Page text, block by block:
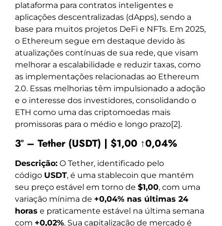
plataforma para contratos inteligentes e
aplicações descentralizadas (dApps), sendo a
base para muitos projetos DeFi e NFTs. Em 2025,
o Ethereum segue em destaque devido às
atualizações contínuas de sua rede, que visam
melhorar a escalabilidade e reduzir taxas, como
as implementações relacionadas ao Ethereum
2.0. Essas melhorias têm impulsionado a adoção
e o interesse dos investidores, consolidando o
ETH como uma das criptomoedas mais
promissoras para o médio e longo prazo[2].
3º – Tether (USDT) | $1,00 ↑0,04%
Descrição: O Tether, identificado pelo
código USDT, é uma stablecoin que mantém
seu preço estável em torno de $1,00, com uma
variação mínima de +0,04% nas últimas 24
horas e praticamente estável na última semana
com +0,02%. Sua capitalização de mercado é